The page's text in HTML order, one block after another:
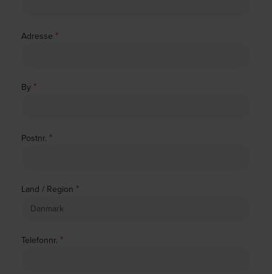
Adresse *
By *
Postnr. *
Land / Region *
Telefonnr. *